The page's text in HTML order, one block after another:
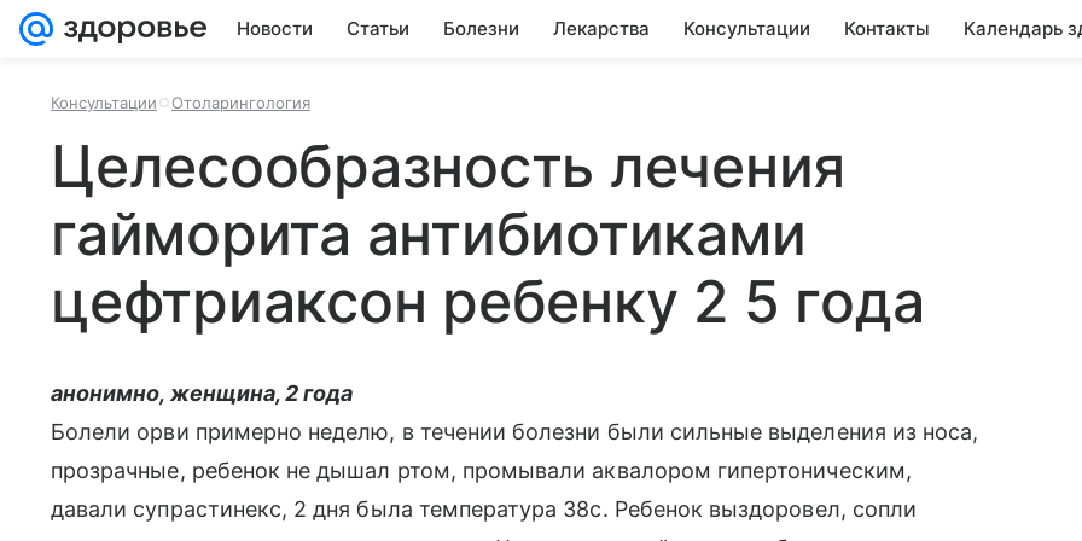
Новости Статьи Болезни Лекарства Консультации Контакты Календарь
Консультации Отоларингология
Целесообразность лечения
гайморита антибиотиками
цефтриаксон ребенку 2 5 года
анонимно, женщина, 2 года
Болели орви примерно неделю, в течении болезни были сильные выделения из носа,
прозрачные, ребенок не дышал ртом, промывали аквалором гипертоническим,
давали супрастинекс, 2 дня была температура 38c. Ребенок выздоровел, сопли